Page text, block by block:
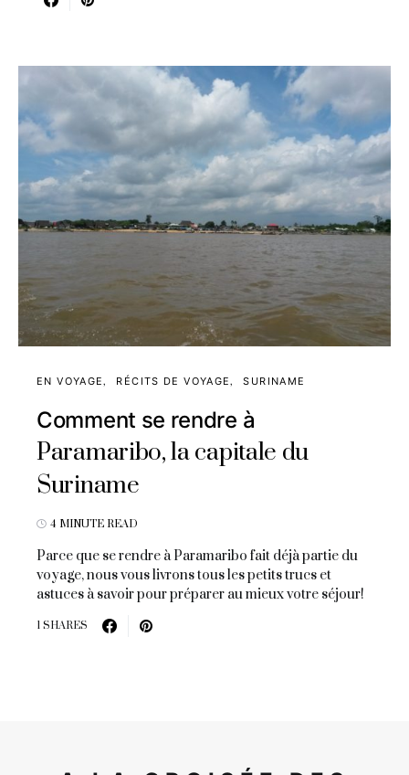
EN VOYAGE RÉCITS DE VOYAGE SURINAME
Comment se rendre à
Paramaribo, la capitale du
Suriname
4 MINUTE READ
Parce que se rendre à Paramaribo fait déjà partie du
voyage, nous vous livrons tous les petits trucs et
astuces à savoir pour préparer au mieux votre séjour!
1 SHARES